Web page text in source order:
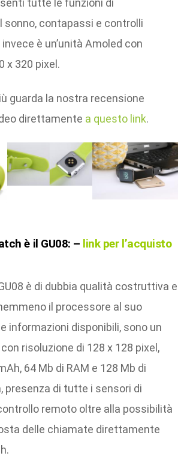
tutte le funzioni di
sonno, contapassi e controlli
è un’unità Amoled con
x 320 pixel.
guarda la nostra recensione
direttamente a questo link.
è il GU08: – link per l’acquisto
è di dubbia qualità costruttiva e
il processore al suo
informazioni disponibili, sono un
risoluzione di 128 x 128 pixel,
64 Mb di RAM e 128 Mb di
presenza di tutte i sensori di
remoto oltre alla possibilità
delle chiamate direttamente